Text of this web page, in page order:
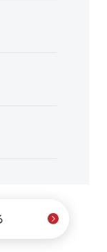
除く）